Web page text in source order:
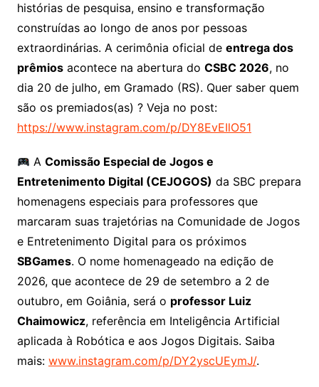
histórias de pesquisa, ensino e transformação
construídas ao longo de anos por pessoas
extraordinárias. A cerimônia oficial de entrega dos
prêmiosacontece na abertura do CSBC 2026, no
dia 20 de julho, em Gramado (RS). Quer saber quem
são os premiados(as) ? Veja no post:
https://www.instagram.com/p/DY8EvEIlO51
AComissão Especial de Jogos e
Entretenimento Digital (CEJOGOS) da SBC prepara
homenagens especiais para professores que
marcaram suas trajetórias na Comunidade de Jogos
e Entretenimento Digital para os próximos
SBGames. O nome homenageado na edição de
2026, que acontece de 29 de setembro a 2 de
outubro, em Goiânia, será o professor Luiz
Chaimowicz, referência em Inteligência Artificial
aplicada à Robótica e aos Jogos Digitais. Saiba
mais: www.instagram.com/p/DY2yscUEymJ/.